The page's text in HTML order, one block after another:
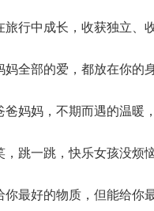
行中成长，收获独立、
全部的爱，都放在你的身
妈妈，不期而遇的温暖
跳一跳，快乐女孩没烦恼
最好的物质，但能给你